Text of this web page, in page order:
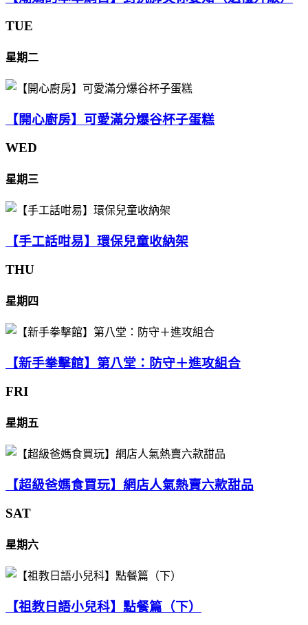
TUE
星期二
【開心廚房】可愛滿分爆谷杯子蛋糕
WED
星期三
【手工話咁易】環保兒童收納架
THU
星期四
【新手拳擊館】第八堂：防守＋進攻組合
FRI
星期五
【超級爸媽食買玩】網店人氣熱賣六款甜品
SAT
星期六
【祖教日語小兒科】點餐篇（下）